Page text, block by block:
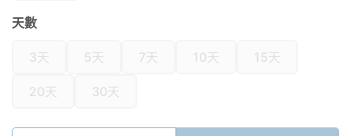
天數
3天 5天 7天 10天 15天
20天 30天